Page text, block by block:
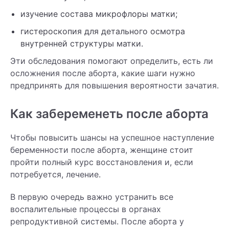
изучение состава микрофлоры матки;
гистероскопия для детального осмотра
внутренней структуры матки.
Эти обследования помогают определить, есть ли
осложнения после аборта, какие шаги нужно
предпринять для повышения вероятности зачатия.
Как забеременеть после аборта
Чтобы повысить шансы на успешное наступление
беременности после аборта, женщине стоит
пройти полный курс восстановления и, если
потребуется, лечение.
В первую очередь важно устранить все
воспалительные процессы в органах
репродуктивной системы. После аборта у